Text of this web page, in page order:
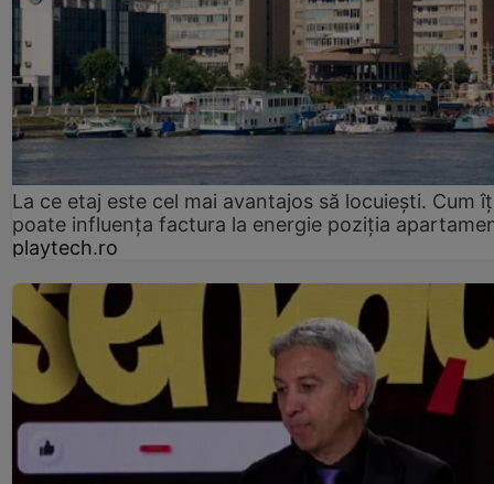
La ce etaj este cel mai avantajos să locuiești. Cum
poate influența factura la energie poziția
playtech.ro